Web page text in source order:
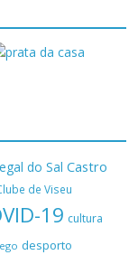
do Sal Castro
de Viseu
19 cultura
desporto